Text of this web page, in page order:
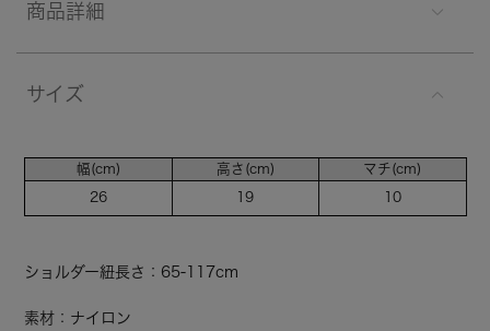
商品詳細
サイズ
幅(cm)
26
高さ(cm)
19
マチ(cm)
10
ショルダー紐長さ：65-117cm
素材：ナイロン